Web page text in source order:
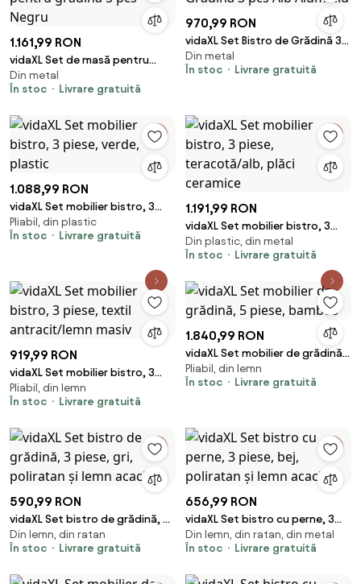
1.161,99 RON
vidaXL Set de masă pentru
grădină 5 pcs Negru
Din metal
În stoc
Livrare gratuită
970,99 RON
vidaXL Set Bistro de Grădină 3
pcs Alb Aluminiu
Din metal
În stoc
Livrare gratuită
1.088,99 RON
vidaXL Set mobilier bistro, 3
piese, verde, plastic
Pliabil, din plastic
În stoc
Livrare gratuită
1.191,99 RON
vidaXL Set mobilier bistro, 3
piese, teracotă/alb, plăci
ceramice
Din plastic, din metal
În stoc
Livrare gratuită
919,99 RON
vidaXL Set mobilier bistro, 3
piese, textil antracit/lemn
masiv
Pliabil, din lemn
În stoc
Livrare gratuită
1.840,99 RON
vidaXL Set mobilier de grădină,
5 piese, bambus
Pliabil, din lemn
În stoc
Livrare gratuită
590,99 RON
vidaXL Set bistro de grădină, 3
piese, gri, poliratan și lemn
acacia
Din lemn, din ratan
În stoc
Livrare gratuită
656,99 RON
vidaXL Set bistro cu perne, 3
piese, bej, poliratan și lemn
acacia
Din lemn, din ratan, din metal
În stoc
Livrare gratuită